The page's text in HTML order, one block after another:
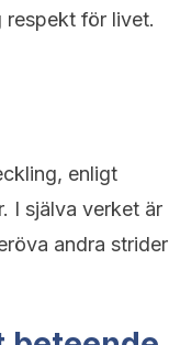
respekt för livet.
enligt
I själva verket är
andra strider